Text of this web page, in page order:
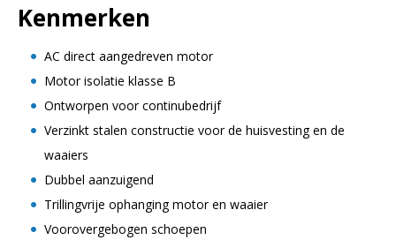
Kenmerken
AC direct aangedreven motor
Motor isolatie klasse B
Ontworpen voor continubedrijf
Verzinkt stalen constructie voor de huisvesting en de
waaiers
Dubbel aanzuigend
Trillingvrije ophanging motor en waaier
Voorovergebogen schoepen